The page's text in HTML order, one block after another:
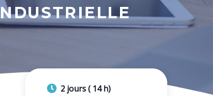
2jours ( 14h)